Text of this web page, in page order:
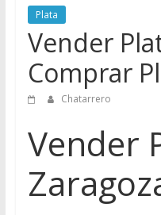
para
vender
Chatarra
Plata
Vender
Comprar
Chatarrero
Vender